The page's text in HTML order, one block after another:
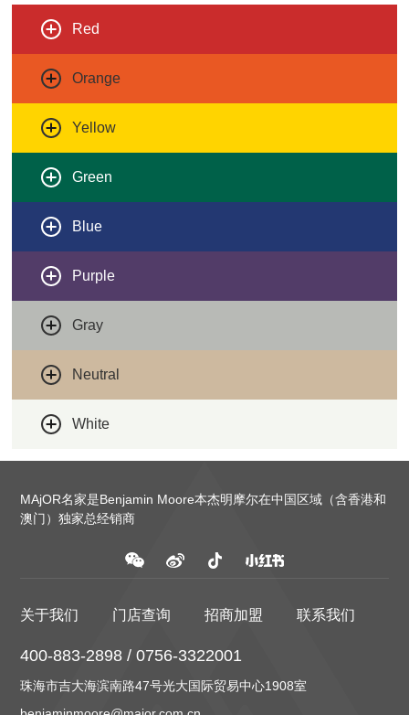
Red
Orange
Yellow
Green
Blue
Purple
Gray
Neutral
White
MAjOR名家是Benjamin Moore本杰明摩尔在中国区域（含香港和
澳门）独家总经销商
关于我们 门店查询 招商加盟 联系我们
400-883-2898 / 0756-3322001
珠海市吉大海滨南路47号光大国际贸易中心1908室